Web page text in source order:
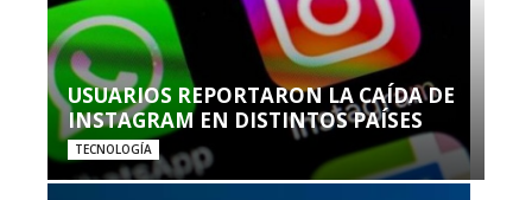
USUARIOS REPORTARON LA CAÍDA DE
INSTAGRAM EN DISTINTOS PAÍSES
TECNOLOGÍA